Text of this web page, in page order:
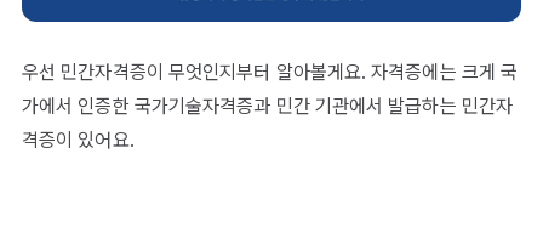
우선 민간자격증이 무엇인지부터 알아볼게요. 자격증에는 크게 국
가에서 인증한 국가기술자격증과 민간 기관에서 발급하는 민간자
격증이 있어요.